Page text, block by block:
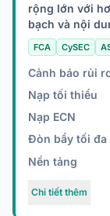
rộng lớn với
bạch và nội
FCA CySEC
Cảnh báo rủi
Nạp tối thiểu
Nạp ECN
Đòn bẩy tối đa
Nền tảng
Chi tiết thêm